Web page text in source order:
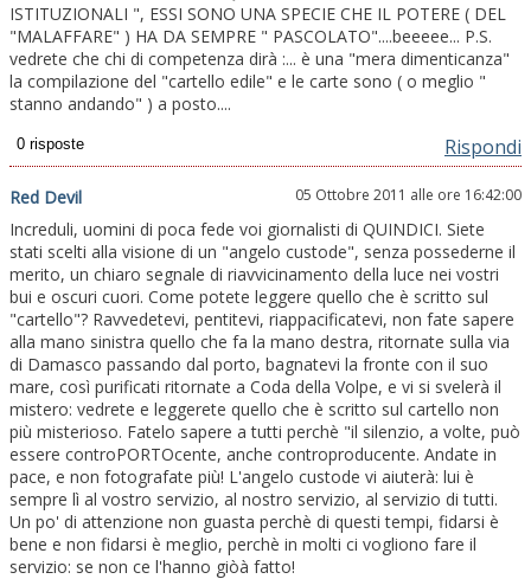
ISTITUZIONALI ", ESSI SONO UNA SPECIE CHE IL POTERE ( DEL
"MALAFFARE" ) HA DA SEMPRE " PASCOLATO"....beeeee... P.S.
vedrete che chi di competenza dirà :... è una "mera dimenticanza"
la compilazione del "cartello edile" e le carte sono ( o meglio "
stanno andando" ) a posto....
Rispondi
Red Devil 05 Ottobre 2011 alle ore 16:42:00
Increduli, uomini di poca fede voi giornalisti di QUINDICI. Siete
stati scelti alla visione di un "angelo custode", senza possederne il
merito, un chiaro segnale di riavvicinamento della luce nei vostri
bui e oscuri cuori. Come potete leggere quello che è scritto sul
"cartello"? Ravvedetevi, pentitevi, riappacificatevi, non fate sapere
alla mano sinistra quello che fa la mano destra, ritornate sulla via
di Damasco passando dal porto, bagnatevi la fronte con il suo
mare, così purificati ritornate a Coda della Volpe, e vi si svelerà il
mistero: vedrete e leggerete quello che è scritto sul cartello non
più misterioso. Fatelo sapere a tutti perchè "il silenzio, a volte, può
essere controPORTOcente, anche controproducente. Andate in
pace, e non fotografate più! L'angelo custode vi aiuterà: lui è
sempre lì al vostro servizio, al nostro servizio, al servizio di tutti.
Un po' di attenzione non guasta perchè di questi tempi, fidarsi è
bene e non fidarsi è meglio, perchè in molti ci vogliono fare il
servizio: se non ce l'hanno giòà fatto!